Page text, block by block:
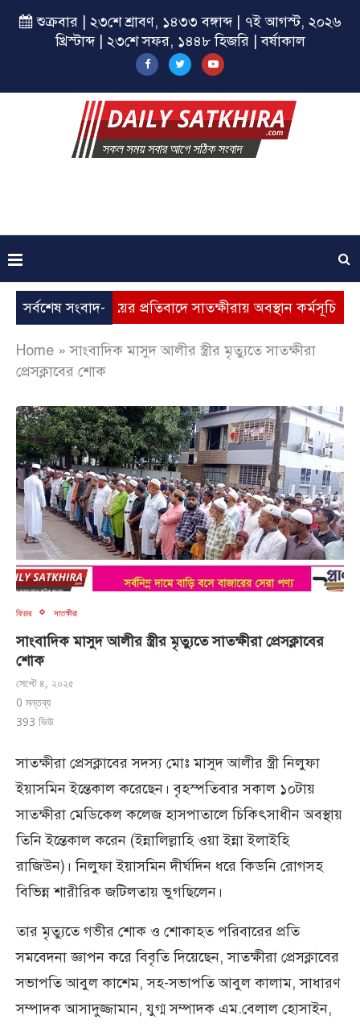
শুক্রবার | ২৩শে শ্রাবণ, ১৪৩৩ বঙ্গাব্দ | ৭ই আগস্ট, ২০২৬
খ্রিস্টাব্দ | ২৩শে সফর, ১৪৪৮ হিজরি | বর্ষাকাল
সর্বশেষ সংবাদ-
আদায়ের প্রতিবাদে সাতক্ষীরায় অবস্থান কর্মসূচি
Home »সাংবাদিক মাসুদ আলীর স্ত্রীর মৃত্যুতে সাতক্ষীরা
প্রেসক্লাবের শোক
ফিচার সাতক্ষীরা
সাংবাদিক মাসুদ আলীর স্ত্রীর মৃত্যুতে সাতক্ষীরা প্রেসক্লাবের
শোক
সেপ্টে ৪, ২০২৫
0 মন্তব্য
393 ভিউ
সাতক্ষীরা প্রেসক্লাবের সদস্য মোঃ মাসুদ আলীর স্ত্রী নিলুফা
ইয়াসমিন ইন্তেকাল করেছেন। বৃহস্পতিবার সকাল ১০টায়
সাতক্ষীরা মেডিকেল কলেজ হাসপাতালে চিকিৎসাধীন অবস্থায়
তিনি ইন্তেকাল করেন (ইন্নালিল্লাহি ওয়া ইন্না ইলাইহি
রাজিউন)। নিলুফা ইয়াসমিন দীর্ঘদিন ধরে কিডনি রোগসহ
বিভিন্ন শারীরিক জটিলতায় ভুগছিলেন।
তার মৃত্যুতে গভীর শোক ও শোকাহত পরিবারের প্রতি
সমবেদনা জ্ঞাপন করে বিবৃতি দিয়েছেন, সাতক্ষীরা প্রেসক্লাবের
সভাপতি আবুল কাশেম, সহ-সভাপতি আবুল কালাম, সাধারণ
সম্পাদক আসাদুজ্জামান, যুগ্ম সম্পাদক এম.বেলাল হোসাইন,